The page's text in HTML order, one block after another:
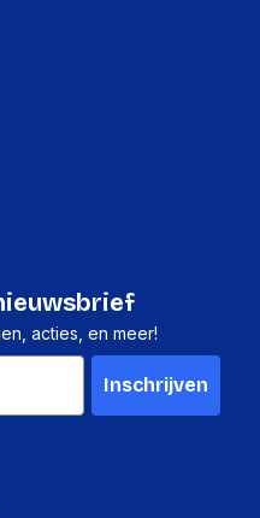
acties, en meer!
Inschrijven